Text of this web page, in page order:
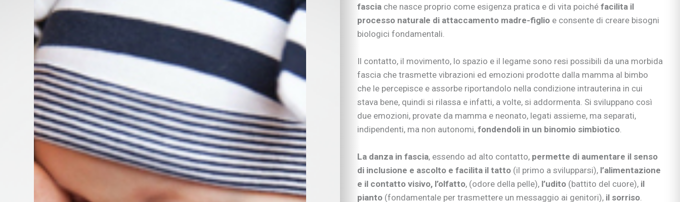
Figli con bisogni speciali
Neonati e prima infanzia
Sviluppo cognitivo e apprendimento
I consigli dei pedagogisti
Imparare divertendosi
Scarabocchi e disegni
Consigli di lettura
Tempo libero
Vivere la famiglia
Lo spazio d’ascolto
Quando arriva un bebè
Rapporto genitori-figli
Nipoti e nonni
Vivere con cani, gatti & co.
fasciache nasce proprio come esigenza pratica e di vita poiché facilita il
processo naturale di attaccamento madre-figlioe consente di creare bisogni
biologici fondamentali.
Il contatto, il movimento, lo spazio e il legame sono resi possibili da una morbida
fascia che trasmette vibrazioni ed emozioni prodotte dalla mamma al bimbo
che le percepisce e assorbe riportandolo nella condizione intrauterina in cui
stava bene, quindi si rilassa e infatti, a volte, si addormenta. Si sviluppano così
due emozioni, provate da mamma e neonato, legati assieme, ma separati,
indipendenti, ma non autonomi, fondendoli in un binomio simbiotico.
La danza in fascia, essendo ad alto contatto, permette di aumentare il senso
di inclusione e ascolto e facilita il tatto(il primo a svilupparsi), l’alimentazione
e il contatto visivo, l’olfatto, (odore della pelle), l’udito(battito del cuore), il
pianto(fondamentale per trasmettere un messaggio ai genitori), il sorriso.